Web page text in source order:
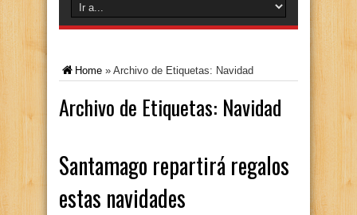
Home » Archivo de Etiquetas: Navidad
Archivo de Etiquetas: Navidad
Santamago repartirá regalos
estas navidades